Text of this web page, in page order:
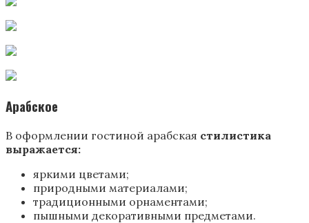
Арабское
В оформлении гостиной арабская стилистика
выражается:
яркими цветами;
природными материалами;
традиционными орнаментами;
пышными декоративными предметами.